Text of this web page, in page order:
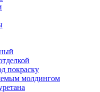
покраску
молдингом